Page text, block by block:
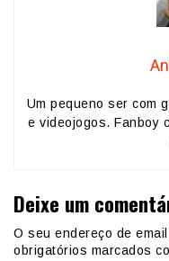
Um pequeno ser com
e videojogos. Fanboy
Deixe um
O seu endereço de
obrigatórios marcados